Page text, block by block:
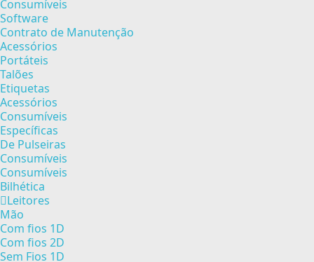
Consumíveis
Software
Contrato de Manutenção
Acessórios
Portáteis
Talões
Etiquetas
Acessórios
Consumíveis
Específicas
De Pulseiras
Consumíveis
Consumíveis
Bilhética
Leitores
Mão
Com fios 1D
Com fios 2D
Sem Fios 1D